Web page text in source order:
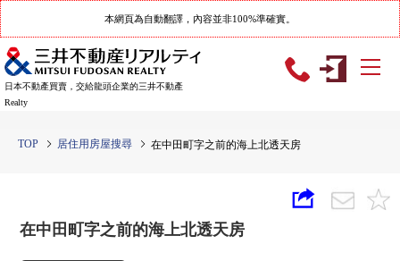
本網頁為自動翻譯，內容並非100%準確實。
日本不動產買賣，交給龍頭企業的三井不動產
Realty
TOP 居住用房屋搜尋 在中田町字之前的海上北透天房
在中田町字之前的海上北透天房